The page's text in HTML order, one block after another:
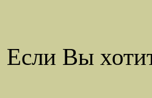
Если Вы